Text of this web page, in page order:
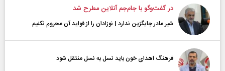
در گفت‌و‌گو با جام‌جم آنلاین مطرح شد
شیر مادر جایگزین ندارد | نوزادان را از فواید آن محروم نکنیم
فرهنگ اهدای خون باید نسل به نسل منتقل شود